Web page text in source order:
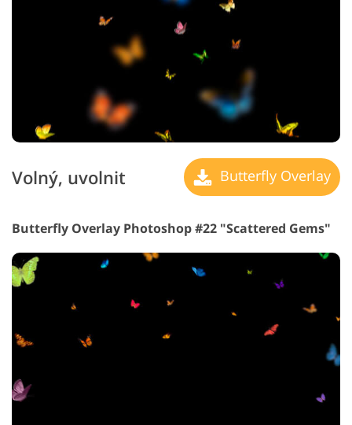
Volný, uvolnit Butterfly Overlay
Butterfly Overlay Photoshop #22 "Scattered Gems"